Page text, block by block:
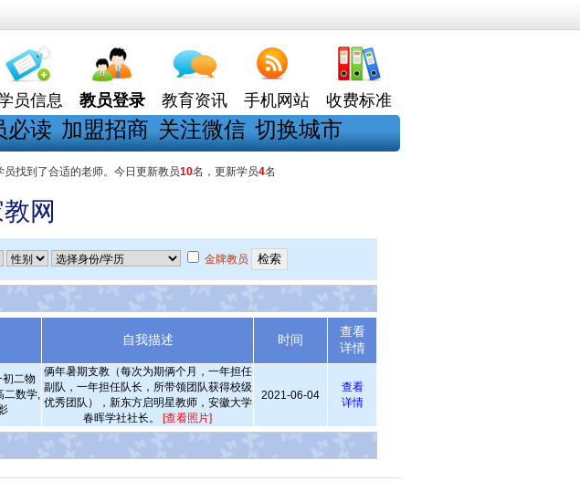
员信息 教员登录 教育资讯 手机网站 收费标准
必读 加盟招商 关注微信 切换城市
员找到了合适的老师。今日更新教员10名，更新学员4名
网
金牌教员
自我描述 时间
查看
详情
二物
二数学,
俩年暑期支教（每次为期俩个月，一年担任
副队，一年担任队长，所带领团队获得校级
优秀团队），新东方启明星教师，安徽大学
春晖学社社长。 [查看照片]
2021-06-04
查看
详情